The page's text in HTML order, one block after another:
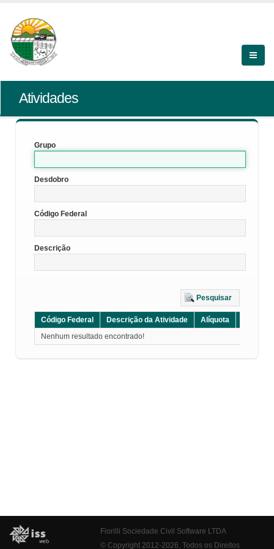
Atividades
Grupo
Desdobro
Código Federal
Descrição
Pesquisar
Código Federal Descrição da Atividade Alíquota
Nenhum resultado encontrado!
Fiorilli Sociedade Civil Software LTDA
© Copyright 2012-2026. Todos os Direitos